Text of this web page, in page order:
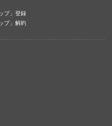
プ」登録
プ」解約